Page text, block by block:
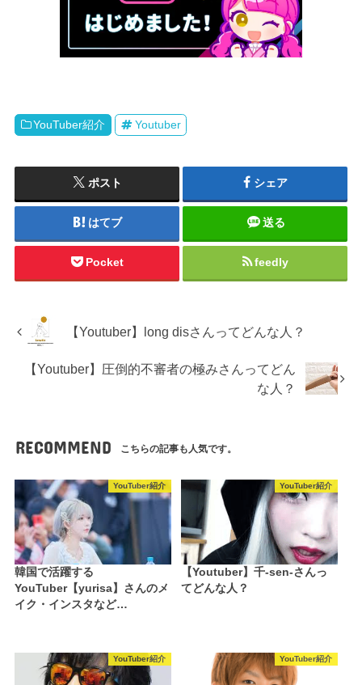
YouTuber紹介 Youtuber
ポスト シェア
はてブ 送る
Pocket feedly
【Youtuber】long disさんってどんな人？
【Youtuber】圧倒的不審者の極みさんってどん
な人？
RECOMMEND こちらの記事も人気です。
YouTuber紹介
韓国で活躍する
YouTuber【yurisa】さんのメ
イク・インスタなど…
YouTuber紹介
【Youtuber】千-sen-さんっ
てどんな人？
YouTuber紹介 YouTuber紹介